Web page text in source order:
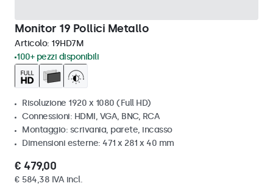
Monitor 19 Pollici Metallo
Articolo: 19HD7M
100+ pezzi disponibili
Risoluzione 1920 x 1080 (Full HD)
Connessioni: HDMI, VGA, BNC, RCA
Montaggio: scrivania, parete, incasso
Dimensioni esterne: 471 x 281 x 40 mm
€ 479,00
€ 584,38 IVA incl.